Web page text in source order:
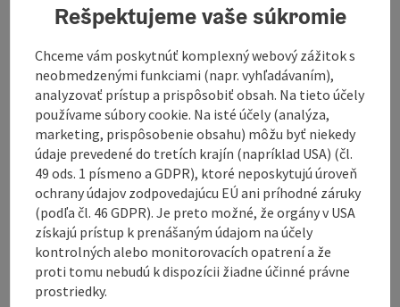
Map download:S22 Reichenauer Runde
Tour and route information
Arrival
Rešpektujeme vaše súkromie
Chceme vám poskytnúť komplexný webový zážitok s
neobmedzenými funkciami (napr. vyhľadávaním),
analyzovať prístup a prispôsobiť obsah. Na tieto účely
používame súbory cookie. Na isté účely (analýza,
marketing, prispôsobenie obsahu) môžu byť niekedy
údaje prevedené do tretích krajín (napríklad USA) (čl.
49 ods. 1 písmeno a GDPR), ktoré neposkytujú úroveň
ochrany údajov zodpovedajúcu EÚ ani príhodné záruky
(podľa čl. 46 GDPR). Je preto možné, že orgány v USA
získajú prístup k prenášaným údajom na účely
kontrolných alebo monitorovacích opatrení a že
proti tomu nebudú k dispozícii žiadne účinné právne
prostriedky.